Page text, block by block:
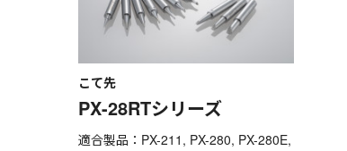
こて先
PX-28RTシリーズ
適合製品：PX-211, PX-280, PX-280E,